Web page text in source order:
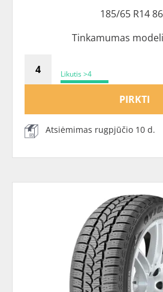
185/65 R14
Tinkamumas
Likutis >4
PIRKTI
Atsiėmimas rugpjūčio 10 d.